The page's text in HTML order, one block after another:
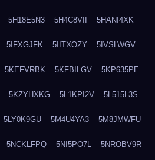
5H18E5N3 5H4C8VII 5HANI4XK
5IFXGJFK 5IITXOZY 5IVSLWGV
5KEFVRBK 5KFBILGV 5KP635PE
5KZYHXKG 5L1KPI2V 5L515L3S
5LY0K9GU 5M4U4YA3 5M8JMWFU
5NCKLFPQ 5NI5PO7L 5NROBV9R